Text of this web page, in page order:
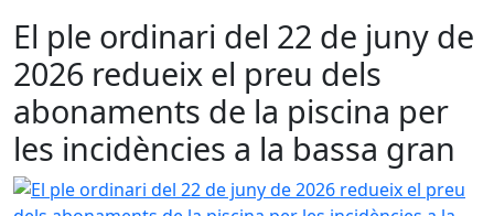
El ple ordinari del 22 de juny de
2026 redueix el preu dels
abonaments de la piscina per
les incidències a la bassa gran
El ple ordinari del 22 de juny de 2026 redueix el preu